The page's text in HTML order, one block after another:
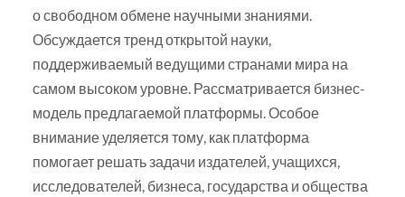
о свободном обмене научными знаниями.
Обсуждается тренд открытой науки,
поддерживаемый ведущими странами мира на
самом высоком уровне. Рассматривается бизнес-
модель предлагаемой платформы. Особое
внимание уделяется тому, как платформа
помогает решать задачи издателей, учащихся,
исследователей, бизнеса, государства и общества